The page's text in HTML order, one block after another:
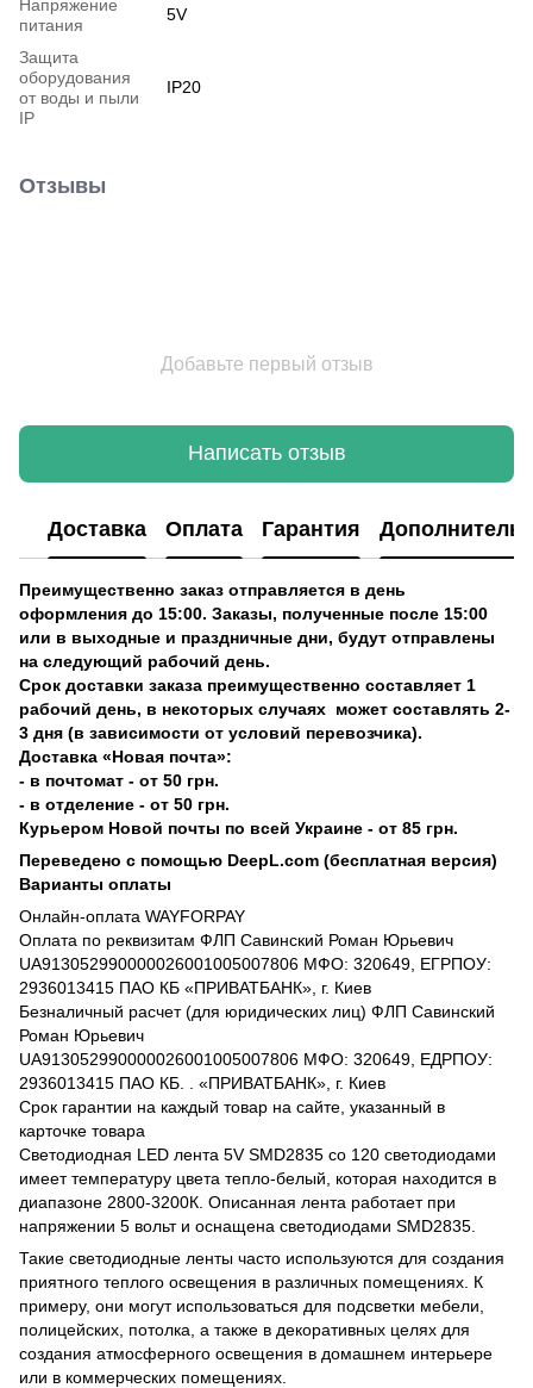
Напряжение
питания
5V
Защита
оборудования
от воды и пыли
IP
IP20
Отзывы
Добавьте первый отзыв
Написать отзыв
Доставка Оплата Гарантия
Преимущественно заказ отправляется в день
оформления до 15:00. Заказы, полученные после 15:00
или в выходные и праздничные дни, будут отправлены
на следующий рабочий день.
Срок доставки заказа преимущественно составляет 1
рабочий день, в некоторых случаях может составлять 2-
3 дня (в зависимости от условий перевозчика).
Доставка «Новая почта»:
- в почтомат - от 50 грн.
- в отделение - от 50 грн.
Курьером Новой почты по всей Украине - от 85 грн.
Переведено с помощью DeepL.com (бесплатная версия)
Варианты оплаты
Онлайн-оплата WAYFORPAY
Оплата по реквизитам ФЛП Савинский Роман Юрьевич
UA913052990000026001005007806 МФО: 320649, ЕГРПОУ:
2936013415 ПАО КБ «ПРИВАТБАНК», г. Киев
Безналичный расчет (для юридических лиц) ФЛП Савинский
Роман Юрьевич
UA913052990000026001005007806 МФО: 320649, ЕДРПОУ:
2936013415 ПАО КБ. . «ПРИВАТБАНК», г. Киев
Срок гарантии на каждый товар на сайте, указанный в
карточке товара
Светодиодная LED лента 5V SMD2835 со 120 светодиодами
имеет температуру цвета тепло-белый, которая находится в
диапазоне 2800-3200К. Описанная лента работает при
напряжении 5 вольт и оснащена светодиодами SMD2835.
Такие светодиодные ленты часто используются для создания
приятного теплого освещения в различных помещениях. К
примеру, они могут использоваться для подсветки мебели,
полицейских, потолка, а также в декоративных целях для
создания атмосферного освещения в домашнем интерьере
или в коммерческих помещениях.